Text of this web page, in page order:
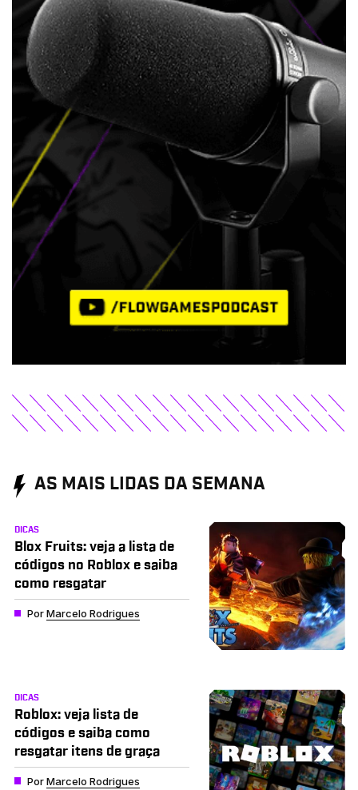
AS MAIS LIDAS DA SEMANA
DICAS
Blox Fruits: veja a lista de
códigos no Roblox e saiba
como resgatar
PorMarcelo Rodrigues
DICAS
Roblox: veja lista de
códigos e saiba como
resgatar itens de graça
PorMarcelo Rodrigues